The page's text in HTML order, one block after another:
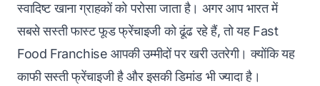
स्वादिष्ट खाना ग्राहकों को परोसा जाता है। अगर आप भारत में
सबसे सस्ती फास्ट फूड फ्रेंचाइजी को ढूंढ रहे हैं, तो यह Fast
Food Franchise आपकी उम्मीदों पर खरी उतरेगी। क्योंकि यह
काफी सस्ती फ्रेंचाइजी है और इसकी डिमांड भी ज्यादा है।